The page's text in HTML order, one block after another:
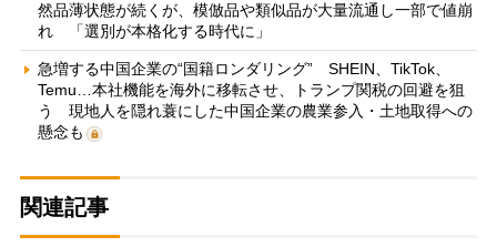
然品薄状態が続くが、模倣品や類似品が大量流通し一部で値崩
れ 「選別が本格化する時代に」
急増する中国企業の“国籍ロンダリング” SHEIN、TikTok、
Temu…本社機能を海外に移転させ、トランプ関税の回避を狙
う 現地人を隠れ蓑にした中国企業の農業参入・土地取得への
懸念も
関連記事